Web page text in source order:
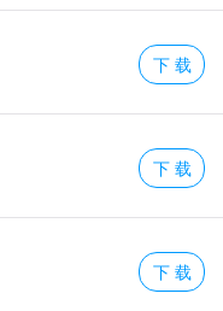
下 载
下 载
下 载